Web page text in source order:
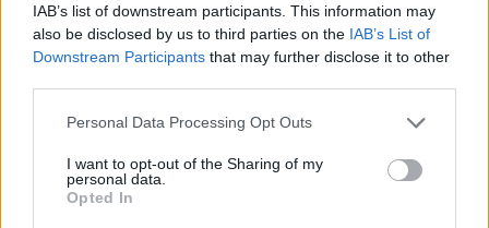
IAB’s list of downstream participants. This information may
also be disclosed by us to third parties on the IAB’s List of
Downstream Participants that may further disclose it to other
Personal Data Processing Opt Outs
I want to opt-out of the Sharing of my
personal data.
Opted In
Ετικέτες :Benedict Cumberbatch Μπένεντικτ Κάμπερμπατς,
,